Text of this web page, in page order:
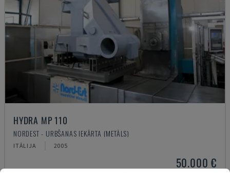
HYDRA MP 110
NORDEST - URBŠANAS IEKĀRTA (METĀLS)
ITĀLIJA 2005
50.000 €